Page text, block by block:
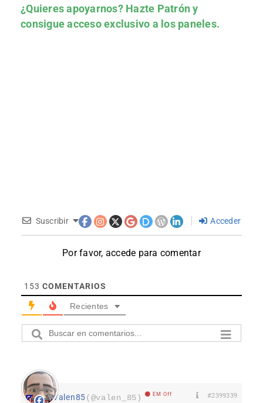
¿Quieres apoyarnos? Hazte Patróny
consigue acceso exclusivo a los paneles.
Suscribir Acceder
Por favor, accede para comentar
153 COMENTARIOS
Recientes
Valen85(@valen_85) EM Off #2399339